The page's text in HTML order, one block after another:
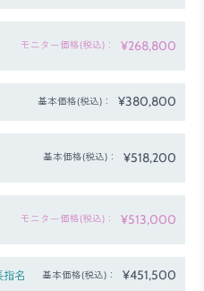
モニター価格(税込)： ¥268,800
基本価格(税込)： ¥380,800
基本価格(税込)： ¥518,200
モニター価格(税込)： ¥513,000
指名 基本価格(税込)： ¥451,500